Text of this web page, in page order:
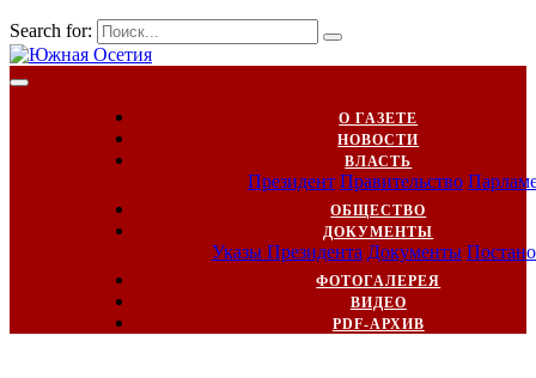
Search for:
О ГАЗЕТЕ
НОВОСТИ
ВЛАСТЬ
Президент Правительство
ОБЩЕСТВО
ДОКУМЕНТЫ
Указы Президента Документы
ФОТОГАЛЕРЕЯ
ВИДЕО
PDF-АРХИВ